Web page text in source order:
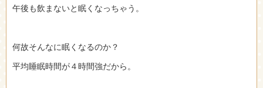
午後も飲まないと眠くなっちゃう。
何故そんなに眠くなるのか？
平均睡眠時間が４時間強だから。